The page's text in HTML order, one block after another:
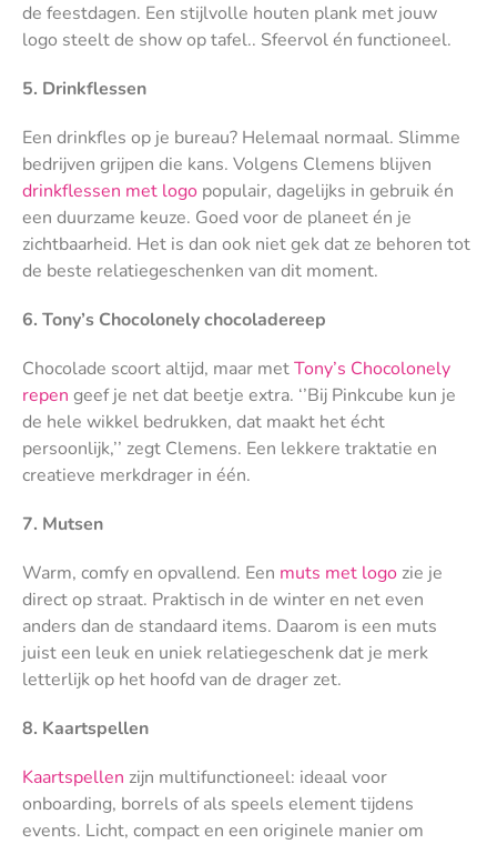
de feestdagen. Een stijlvolle houten plank met jouw
logo steelt de show op tafel.. Sfeervol én functioneel.
5. Drinkflessen
Een drinkfles op je bureau? Helemaal normaal. Slimme
bedrijven grijpen die kans. Volgens Clemens blijven
drinkflessen met logo populair, dagelijks in gebruik én
een duurzame keuze. Goed voor de planeet én je
zichtbaarheid. Het is dan ook niet gek dat ze behoren tot
de beste relatiegeschenken van dit moment.
6. Tony’s Chocolonely chocoladereep
Chocolade scoort altijd, maar metTony’s Chocolonely
repen geef je net dat beetje extra. ‘’Bij Pinkcube kun je
de hele wikkel bedrukken, dat maakt het écht
persoonlijk,’’ zegt Clemens. Een lekkere traktatie en
creatieve merkdrager in één.
7. Mutsen
Warm, comfy en opvallend. Een muts met logo zie je
direct op straat. Praktisch in de winter en net even
anders dan de standaard items. Daarom is een muts
juist een leuk en uniek relatiegeschenk dat je merk
letterlijk op het hoofd van de drager zet.
8. Kaartspellen
Kaartspellen zijn multifunctioneel: ideaal voor
onboarding, borrels of als speels element tijdens
events. Licht, compact en een originele manier om